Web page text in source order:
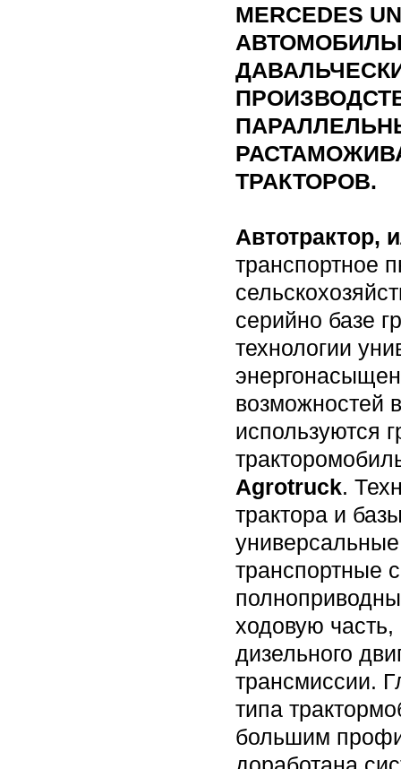
MERCEDES
ТРАКТОРОВ.
Автотрактор,
транспортное
серийно базе
технологии
возможностей
используются
Agrotruck.
трактора и
транспортные
ходовую
дизельного
трансмиссии.
типа
большим